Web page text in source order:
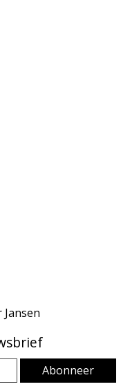
Abonneer